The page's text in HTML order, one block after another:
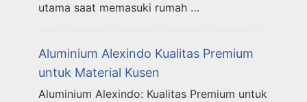
utama saat memasuki rumah …
Aluminium Alexindo Kualitas Premium
untuk Material Kusen
Aluminium Alexindo: Kualitas Premium untuk